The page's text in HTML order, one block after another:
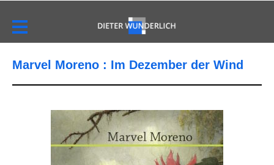
Marvel Moreno : Im Dezember der Wind